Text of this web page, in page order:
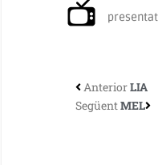
AnteriorLIA
Següent MEL